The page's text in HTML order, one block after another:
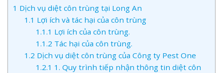
1 Dịch vụ diệt côn trùng tại Long An
1.1 Lợi ích và tác hại của côn trùng
1.1.1 Lợi ích của côn trùng.
1.1.2 Tác hại của côn trùng.
1.2 Dịch vụ diệt côn trùng của Công ty Pest One
1.2.1 1. Quy trình tiếp nhận thông tin diệt côn